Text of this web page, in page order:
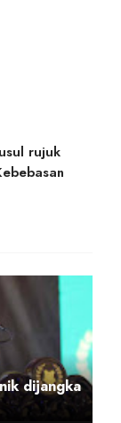
rujuk
dijangka